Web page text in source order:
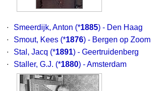
· Smeerdijk, Anton (*1885) - Den Haag
·
Smout, Kees (*1876) - Bergen op Zoom
·
Stal, Jacq (*1891) - Geertruidenberg
·
Staller, G.J. (*1880) - Amsterdam